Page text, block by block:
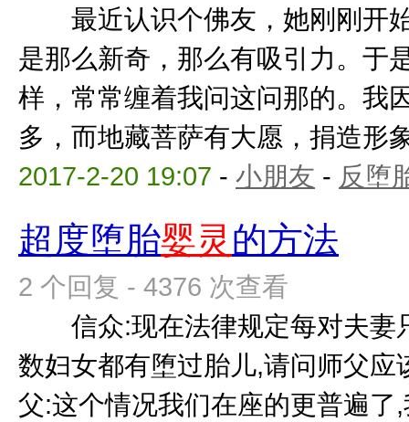
最近认识个佛友，她刚刚开
是那么新奇，那么有吸引力。于
样，常常缠着我问这问那的。我
多，而地藏菩萨有大愿，捐造形
2017-2-20 19:07 - 小朋友 - 反堕
超度堕胎婴灵 的方法
2 个回复 - 4376 次查看
信众:现在法律规定每对夫妻
数妇女都有堕过胎儿,请问师
父:这个情况我们在座的更普遍了